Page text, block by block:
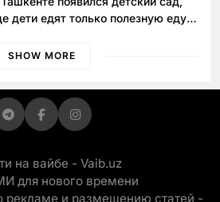
дети едят только полезную еду.
«кашу без сахара»
SHOW MORE
на вайбе - Vaib.uz
для нового времени
рекламе и размещению статей -